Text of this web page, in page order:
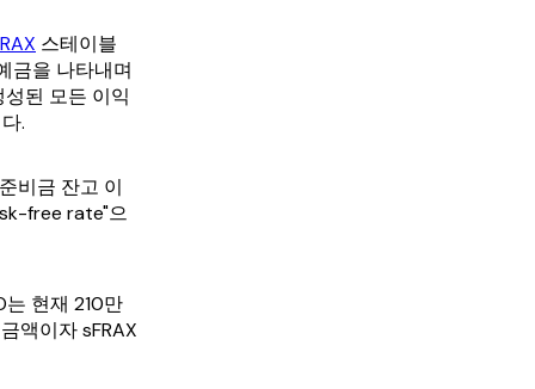
스테이블
금을 나타내며
된 모든 이익
.
비금 잔고 이
free rate"으
현재 210만
액이자 sFRAX